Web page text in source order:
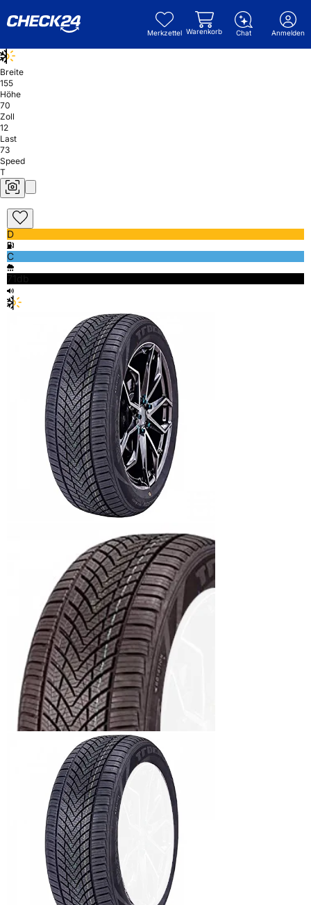
Merkzettel Warenkorb Chat Anmelden
Breite
155
Höhe
70
Zoll
12
Last
73
Speed
T
D
C
71db